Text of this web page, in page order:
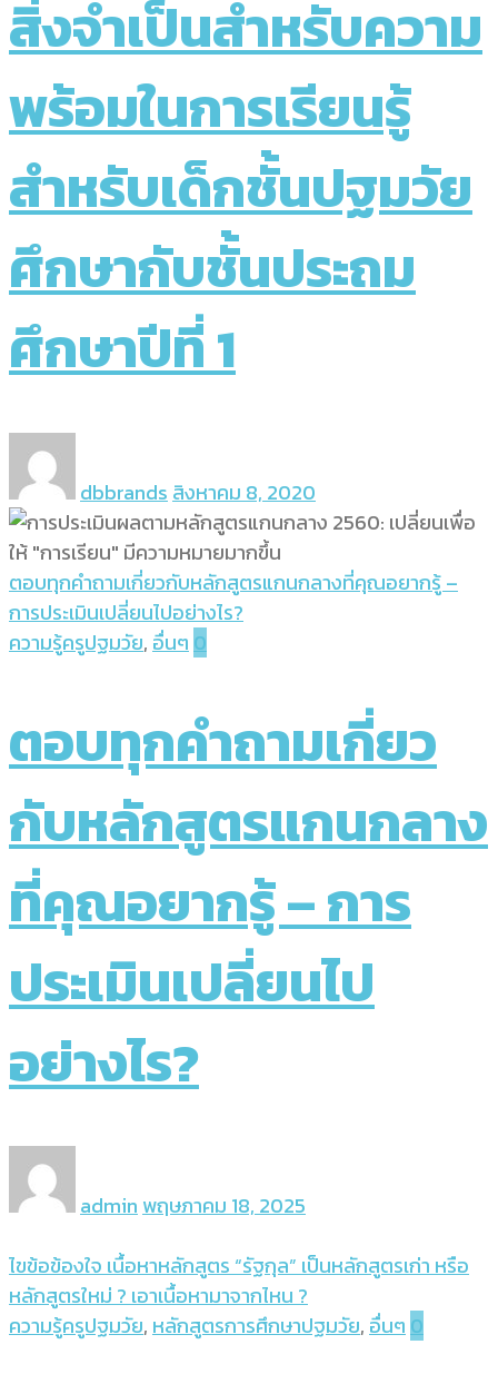
สิ่งจำเป็นสำหรับความ
พร้อมในการเรียนรู้
สำหรับเด็กชั้นปฐมวัย
ศึกษากับชั้นประถม
ศึกษาปีที่ 1
dbbrands สิงหาคม 8, 2020
ตอบทุกคำถามเกี่ยวกับหลักสูตรแกนกลางที่คุณอยากรู้ –
การประเมินเปลี่ยนไปอย่างไร?
ความรู้ครูปฐมวัย, อื่นๆ 0
ตอบทุกคำถามเกี่ยว
กับหลักสูตรแกนกลาง
ที่คุณอยากรู้ – การ
ประเมินเปลี่ยนไป
อย่างไร?
admin พฤษภาคม 18, 2025
ไขข้อข้องใจ เนื้อหาหลักสูตร “รัฐกุล” เป็นหลักสูตรเก่า หรือ
หลักสูตรใหม่ ? เอาเนื้อหามาจากไหน ?
ความรู้ครูปฐมวัย, หลักสูตรการศึกษาปฐมวัย, อื่นๆ 0